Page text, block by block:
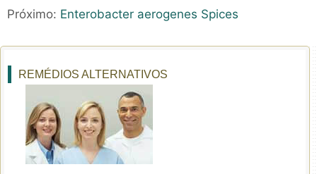
Próximo: Enterobacter aerogenes Spices
REMÉDIOS ALTERNATIVOS